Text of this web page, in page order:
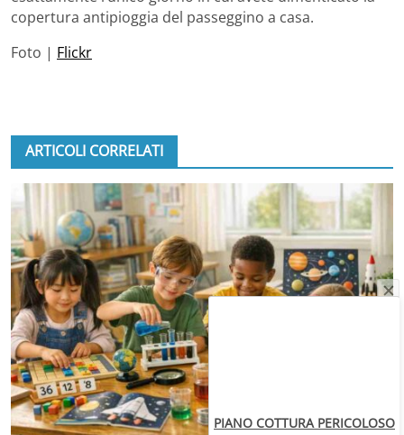
copertura antipioggia del passeggino a casa.
Foto | Flickr
ARTICOLI CORRELATI
PIANO COTTURA PERICOLOSO